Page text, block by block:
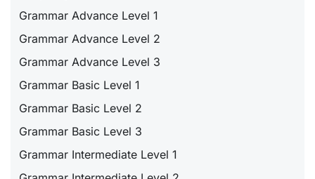
Grammar Advance Level 1
Grammar Advance Level 2
Grammar Advance Level 3
Grammar Basic Level 1
Grammar Basic Level 2
Grammar Basic Level 3
Grammar Intermediate Level 1